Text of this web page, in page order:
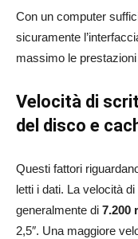
Con un computer
sicuramente
massimo le
Velocità di
del disco e
Questi fattori
letti i dati. La velocità
generalmente di 7.200
2,5″. Una maggiore